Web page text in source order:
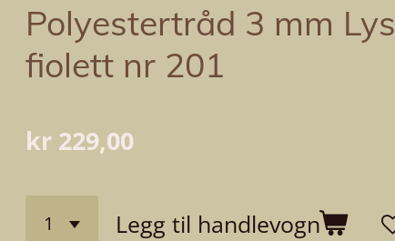
Polyestertråd 3 mm Lys
fiolett nr 201
kr 229,00
Legg til handlevogn